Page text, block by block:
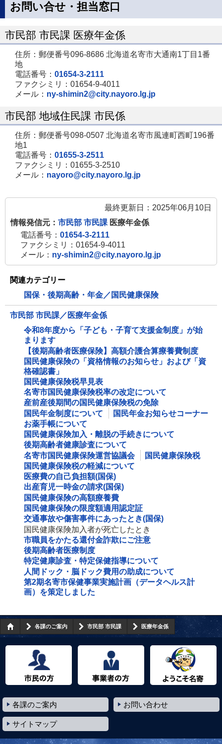
お問い合せ・担当窓口
市民部 市民課 医療年金係
住所：郵便番号096-8686 北海道名寄市大通南1丁目1番
地
電話番号： 01654-3-2111
ファクシミリ：01654-9-4011
メール： ny-shimin2@city.nayoro.lg.jp
市民部 地域住民課 市民係
住所：郵便番号098-0507 北海道名寄市風連町西町196番
地1
電話番号： 01655-3-2511
ファクシミリ：01655-3-2510
メール： nayoro@city.nayoro.lg.jp
最終更新日：2025年06月10日
情報発信元： 市民部 市民課 医療年金係
電話番号： 01654-3-2111
ファクシミリ：01654-9-4011
メール： ny-shimin2@city.nayoro.lg.jp
関連カテゴリー
国保・後期高齢・年金／国民健康保険
市民部 市民課／医療年金係
令和8年度から「子ども・子育て支援金制度」が始
まります
【後期高齢者医療保険】高額介護合算療養費制度
国民健康保険の「資格情報のお知らせ」および「資
格確認書」
国民健康保険税早見表
名寄市国民健康保険税率の改定について
産前産後期間の国民健康保険税の免除
国民年金制度について
国民年金お知らせコーナー
お薬手帳について
国民健康保険加入・離脱の手続きについて
後期高齢者健康診査について
名寄市国民健康保険運営協議会
国民健康保険税
国民健康保険税の軽減について
医療費の自己負担額(国保)
出産育児一時金の請求(国保)
国民健康保険の高額療養費
国民健康保険の限度額適用認定証
交通事故や傷害事件にあったとき(国保)
国民健康保険加入者が死亡したとき
市職員をかたる還付金詐欺にご注意
後期高齢者医療制度
特定健康診査・特定保健指導について
人間ドック・脳ドック費用の助成について
第2期名寄市保健事業実施計画（データヘルス計
画）を策定しました
各課のご案内 市民部 市民課 医療年金係
各課のご案内 お問い合わせ
サイトマップ